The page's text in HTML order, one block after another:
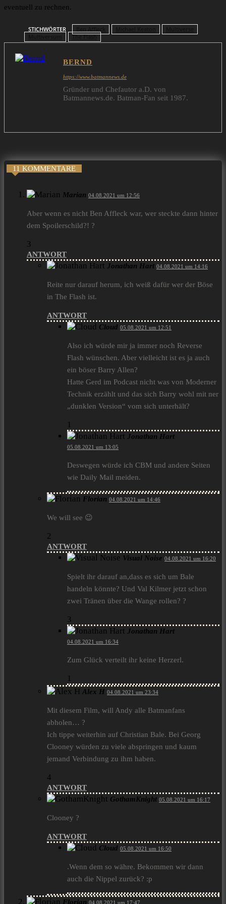
eventuell zu rechnen.
STICHWÖRTER
The Flash
BERND
https://www.batmannews.de
Gründer und Chefautor a.D. von
Batmannews.de. Batman-Fan seit 1987.
11 KOMMENTARE
Marian 04.08.2021 um 12:56
Aber wenn es nicht Ben Affleck war, wer steckte dann hinter
dem Spoilerschild?! ?
3
ANTWORT
Jonathan Hart 04.08.2021 um 14:16
Reite nur darauf herum, ich weiß dafür wer der Böse
in The Flash ist.
ANTWORT
Cloud 05.08.2021 um 12:51
Also ich würde mir ja immer noch Reverse
Flash wünschen. Aber vielleicht ist es ja auch
ein böser Barry Allen?
Hatte Gerd im Podcast nicht was von Moderner
Technik erzählt und das sich Barry wohl mit ner
„dunklen Version“ vom sich unterhält?
1
Jonathan Hart
05.08.2021 um 13:05
Deswegen würde ich CBM und andere Seiten
wie Daily Mail meiden.
Florian 04.08.2021 um 14:46
We will see 😉
2
ANTWORT
Visual Noise 04.08.2021 um 16:20
Spielt ihr darauf an,dass es sich um Bale
handeln könnte? Und Val Kilmer jetzt schon
zwei Tränen über die Wange rollen? ?
3
Jonathan Hart
04.08.2021 um 16:34
Zum Glück verteilt ihr keine Herzerl.
1
Alex H 04.08.2021 um 23:34
Mit diesem Film, will Andy alle Batmanfans
abholen… ?
Ich tippe weiterhin auf Christian Bale. Bei Georg
Clooney würden zu viele abspringen und kaum
jemand Verbindung zu ihm haben.
4
ANTWORT
GothamKnight 05.08.2021 um 16:17
Clooney ?
ANTWORT
Cloud 05.08.2021 um 16:50
.Wenn dem so währe. Bekommen wir dann
auch die Nippel zurück? :p
Florian 04.08.2021 um 17:47